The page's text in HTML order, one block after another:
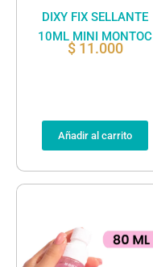
DIXY FIX SELLANTE
10ML MINI MONTOC
$11.000
Añadir al carrito